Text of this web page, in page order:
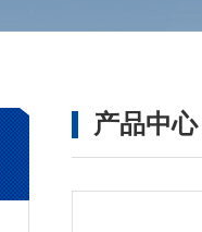
产品中心